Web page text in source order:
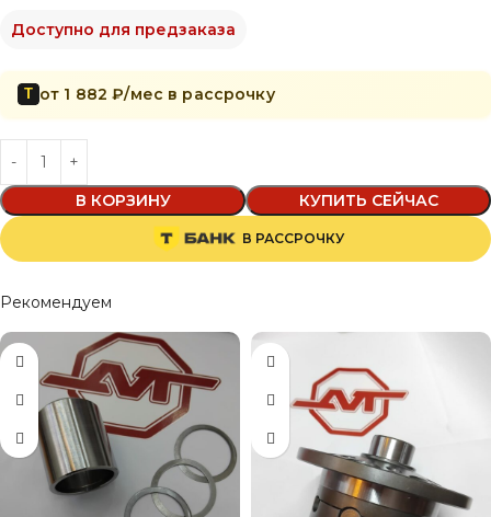
Доступно для предзаказа
Т от 1 882 ₽/мес в рассрочку
В КОРЗИНУ КУПИТЬ СЕЙЧАС
В РАССРОЧКУ
Рекомендуем